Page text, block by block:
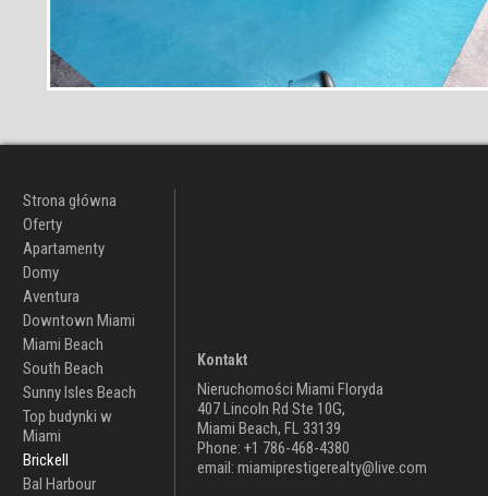
Strona główna
Oferty
Apartamenty
Domy
Aventura
Downtown Miami
Miami Beach
South Beach
Sunny Isles Beach
Top budynki w
Miami
Brickell
Bal Harbour
Kontakt
Nieruchomości Miami Floryda
407 Lincoln Rd Ste 10G,
Miami Beach, FL 33139
Phone: +1 786-468-4380
email: miamiprestigerealty@live.com